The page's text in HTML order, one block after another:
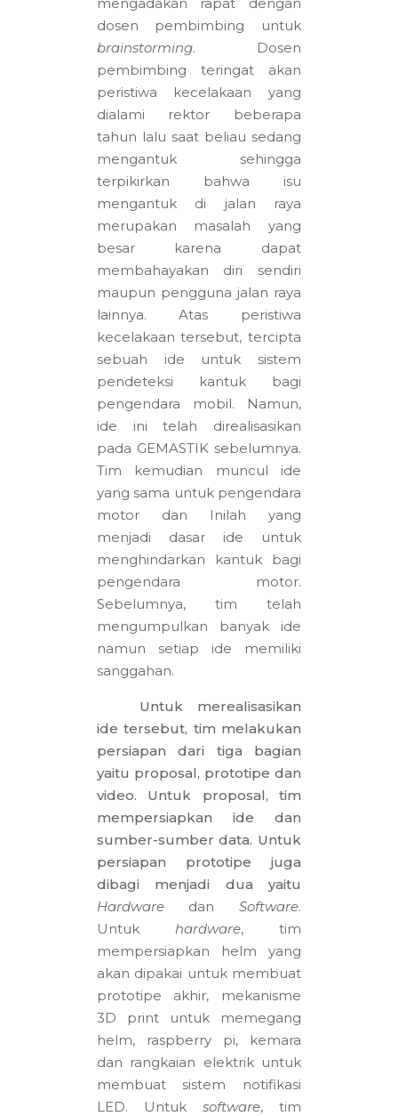
dosen pembimbing untuk
brainstorming. Dosen
pembimbing teringat akan
peristiwa kecelakaan yang
dialami rektor beberapa
tahun lalu saat beliau sedang
mengantuk sehingga
terpikirkan bahwa isu
mengantuk di jalan raya
merupakan masalah yang
besar karena dapat
membahayakan diri sendiri
maupun pengguna jalan raya
lainnya. Atas peristiwa
kecelakaan tersebut, tercipta
sebuah ide untuk sistem
pendeteksi kantuk bagi
pengendara mobil. Namun,
ide ini telah direalisasikan
pada GEMASTIK sebelumnya.
Tim kemudian muncul ide
yang sama untuk pengendara
motor dan Inilah yang
menjadi dasar ide untuk
menghindarkan kantuk bagi
pengendara motor.
Sebelumnya, tim telah
mengumpulkan banyak ide
namun setiap ide memiliki
sanggahan.
Untuk merealisasikan
ide tersebut, tim melakukan
persiapan dari tiga bagian
yaitu proposal, prototipe dan
video. Untuk proposal, tim
mempersiapkan ide dan
sumber-sumber data. Untuk
persiapan prototipe juga
dibagi menjadi dua yaitu
Hardware dan Software.
Untuk hardware, tim
mempersiapkan helm yang
akan dipakai untuk membuat
prototipe akhir, mekanisme
3D print untuk memegang
helm, raspberry pi, kemara
dan rangkaian elektrik untuk
membuat sistem notifikasi
LED. Untuk software, tim